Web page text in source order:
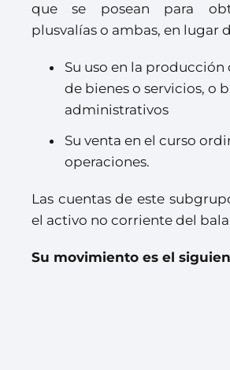
que se posean para
plusvalías o ambas, en lugar
Su uso en la
de bienes o servicios, o
administrativos
Su venta en el curso
operaciones.
Las cuentas de este
el activo no corriente del
Su movimiento es el